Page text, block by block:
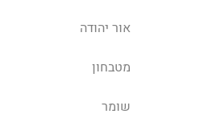
אור יהודה
מטבחון
שומר